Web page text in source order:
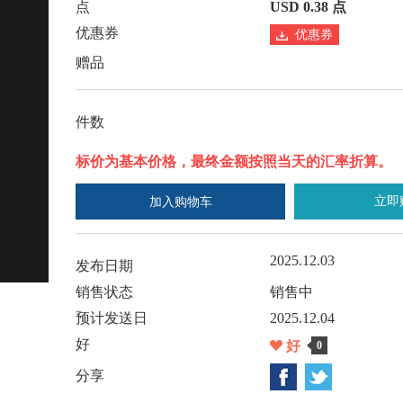
点
USD 0.38 点
优惠券
优惠券
赠品
件数
标价为基本价格，最终金额按照当天的汇率折算。
加入购物车 立即
发布日期 2025.12.03
销售状态
销售中
预计发送日
2025.12.04
好
好 0
分享